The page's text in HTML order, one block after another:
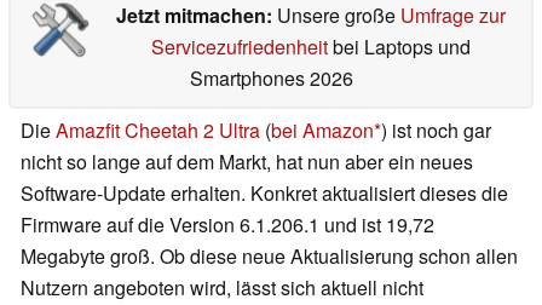
Jetzt mitmachen: Unsere große Umfrage zur
Servicezufriedenheitbei Laptops und
Smartphones 2026
DieAmazfit Cheetah 2 Ultra (bei Amazon ) ist noch gar
nicht so lange auf dem Markt, hat nun aber ein neues
Software-Update erhalten. Konkret aktualisiert dieses die
Firmware auf die Version 6.1.206.1 und ist 19,72
Megabyte groß. Ob diese neue Aktualisierung schon allen
Nutzern angeboten wird, lässt sich aktuell nicht